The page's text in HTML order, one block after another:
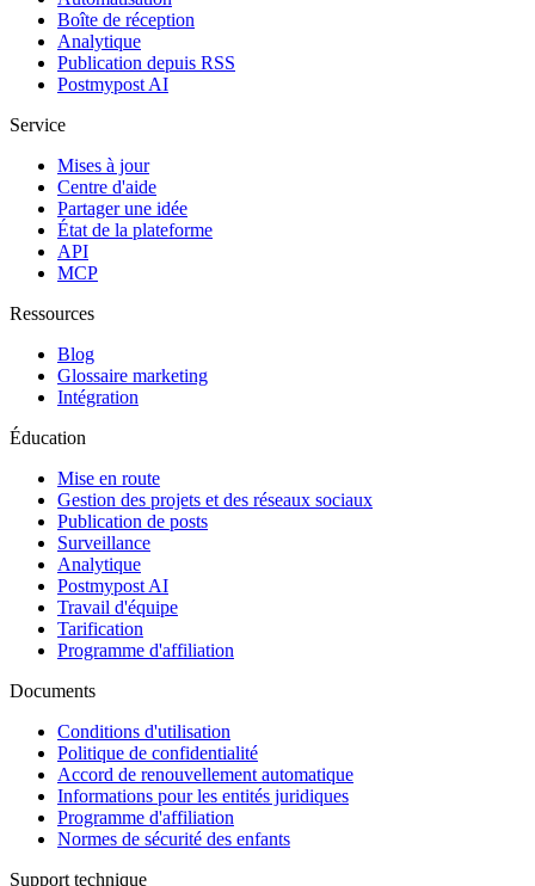
Boîte de réception
Analytique
Publication depuis RSS
Postmypost AI
Service
Mises à jour
Centre d'aide
Partager une idée
État de la plateforme
API
MCP
Ressources
Blog
Glossaire marketing
Intégration
Éducation
Mise en route
Gestion des projets et des réseaux sociaux
Publication de posts
Surveillance
Analytique
Postmypost AI
Travail d'équipe
Tarification
Programme d'affiliation
Documents
Conditions d'utilisation
Politique de confidentialité
Accord de renouvellement automatique
Informations pour les entités juridiques
Programme d'affiliation
Normes de sécurité des enfants
Support technique